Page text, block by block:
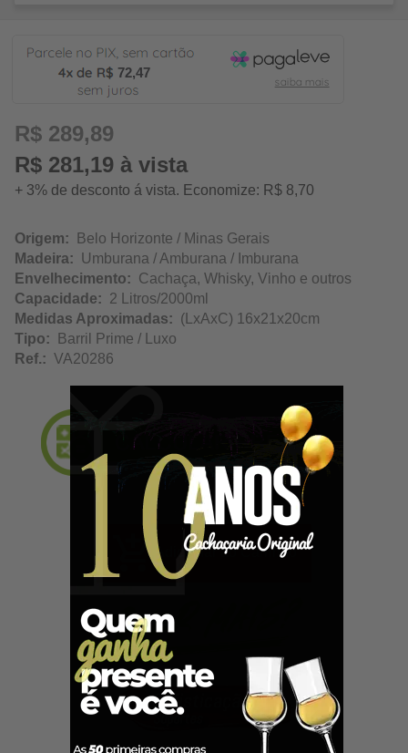
72,47
R$ 289,89
R$ 281,19 à vista
+ 3% de desconto á vista. Economize: R$ 8,70
Origem: Belo Horizonte / Minas Gerais
Madeira: Umburana / Amburana / Imburana
Envelhecimento: Cachaça, Whisky, Vinho e outros
Capacidade: 2 Litros/2000ml
Medidas Aproximadas: (LxAxC) 16x21x20cm
Tipo: Barril Prime / Luxo
Ref.: VA20286
Adicionar ao Carrinho